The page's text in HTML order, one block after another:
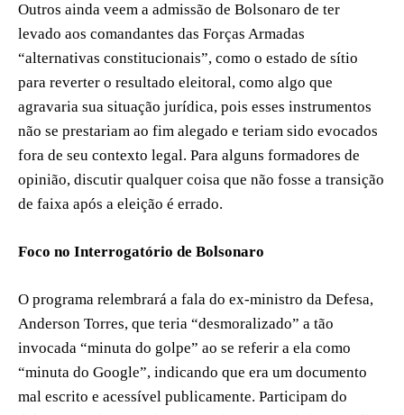
Outros ainda veem a admissão de Bolsonaro de ter
levado aos comandantes das Forças Armadas
“alternativas constitucionais”, como o estado de sítio
para reverter o resultado eleitoral, como algo que
agravaria sua situação jurídica, pois esses instrumentos
não se prestariam ao fim alegado e teriam sido evocados
fora de seu contexto legal. Para alguns formadores de
opinião, discutir qualquer coisa que não fosse a transição
de faixa após a eleição é errado.
Foco no Interrogatório de Bolsonaro
O programa relembrará a fala do ex-ministro da Defesa,
Anderson Torres, que teria “desmoralizado” a tão
invocada “minuta do golpe” ao se referir a ela como
“minuta do Google”, indicando que era um documento
mal escrito e acessível publicamente. Participam do